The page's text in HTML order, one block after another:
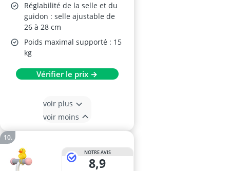
Réglabilité de la selle et du
guidon : selle ajustable de
26 à 28 cm
Poids maximal supporté : 15
kg
Vérifier le prix →
voir plus
voir moins
NOTRE AVIS
8,9